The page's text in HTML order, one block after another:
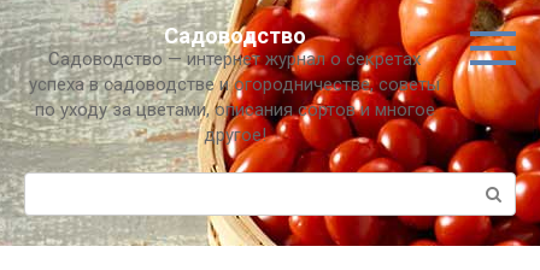
Перейти
к
контенту
Садоводство
Садоводство — интернет журнал о секретах
успеха в садоводстве и огородничестве, советы
по уходу за цветами, описания сортов и многое
другое!
Поиск: